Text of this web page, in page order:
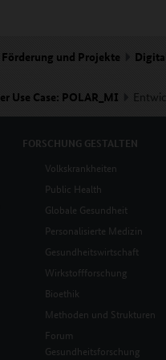
Förderung und Projekte
Use Case: POLAR_MI
FORSCHUNG GESTALTEN
Volkskrankheiten
Public Health
Globale Gesundheit
Personalisierte Medizin
Gesundheitswirtschaft
Wirkstoffforschung
Bioethik
Methoden und Strukturen
Forum
Gesundheitsforschung